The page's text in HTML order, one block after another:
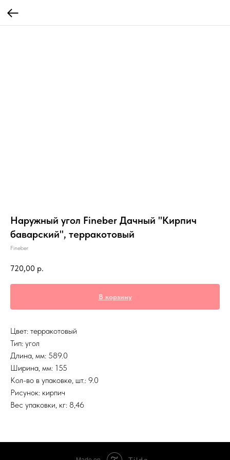
Наружный угол Fineber Дачный "Кирпич
баварский", терракотовый
Fineber
720,00 р.
В корзину
Цвет: терракотовый
Тип: угол
Длина, мм: 589.0
Ширина, мм: 155
Кол-во в упаковке, шт.: 9.0
Рисунок: кирпич
Вес упаковки, кг: 8,46